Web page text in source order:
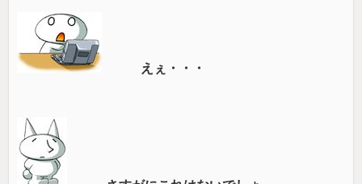
えぇ・・・